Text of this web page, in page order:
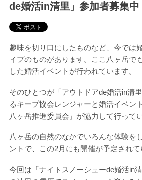
de婚活in清里」参加者募集中
趣味を切り口にしたものなど、今では
イプのものがあります。ここ八ヶ岳で
した婚活イベントが行われています。
そのひとつが「アウトドアde婚活in清
るキープ協会レンジャーと婚活イベン
八ヶ岳推進委員会」が協力して行って
八ヶ岳の自然のなかでいろんな体験を
ントで、この2月にも開催が予定されて
今回は「ナイトスノーシューde婚活in